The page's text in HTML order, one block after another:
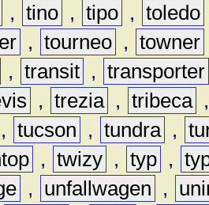
, tino , tipo , toledo
, tourneo , towner
, transit , transporter
, trezia , tribeca
, tucson , tundra ,
, twizy , typ ,
, unfallwagen ,